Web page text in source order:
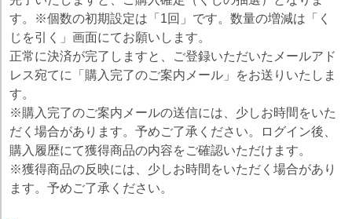
す。※個数の初期設定は「1回」です。数量の増減は「く
じを引く」画面にてお願いします。
正常に決済が完了しますと、ご登録いただいたメールアド
レス宛てに「購入完了のご案内メール」をお送りいたしま
す。
※購入完了のご案内メールの送信には、少しお時間をいた
だく場合があります。予めご了承ください。ログイン後、
購入履歴にて獲得商品の内容をご確認いただけます。
※獲得商品の反映には、少しお時間をいただく場合があり
ます。予めご了承ください。